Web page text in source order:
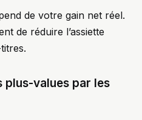
de votre gain net réel.
de réduire l’assiette
plus-values par les